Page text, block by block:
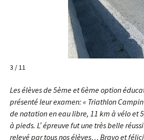
4 / 11
Les élèves de 5ème et 6ème option
présenté leur examen: « Triathlon
de natation en eau libre, 11 km à vélo et
à pieds. L’ épreuve fut une très belle
relevé par tous nos élèves… Bravo et